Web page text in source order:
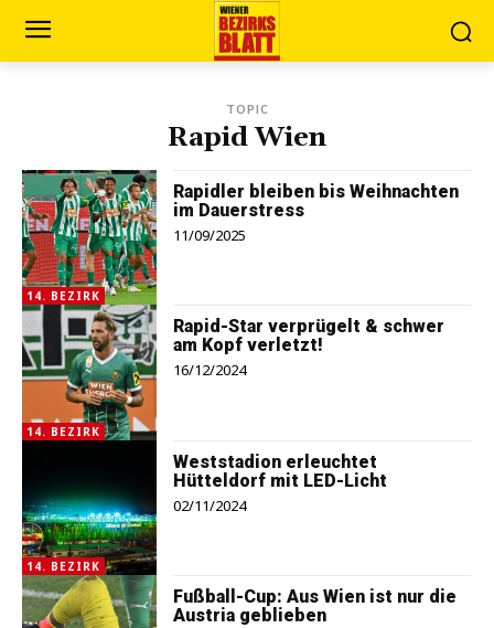
TOPIC
Rapid Wien
14. BEZIRK
Rapidler bleiben bis Weihnachten
im Dauerstress
11/09/2025
14. BEZIRK
Rapid-Star verprügelt & schwer
am Kopf verletzt!
16/12/2024
14. BEZIRK
Weststadion erleuchtet
Hütteldorf mit LED-Licht
02/11/2024
Fußball-Cup: Aus Wien ist nur die
Austria geblieben